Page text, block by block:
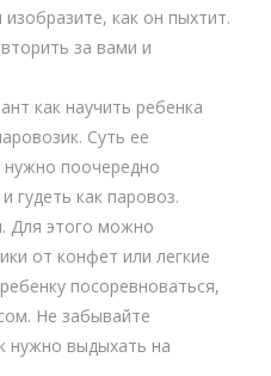
как он пыхтит.
за вами и
как научить ребенка
Суть ее
поочередно
гудеть как паровоз.
Для этого можно
от конфет или легкие
посоревноваться,
Не забывайте
нужно выдыхать на